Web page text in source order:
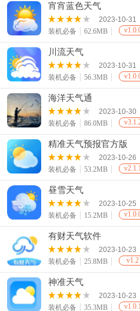
宵宵蓝色天气
2023-10-31
装机必备
62.6MB
川流天气
2023-10-31
装机必备
56.3MB
海洋天气通
2023-10-30
装机必备
86.0MB
精准天气预报官方版
2023-10-26
装机必备
53.2MB
昼雪天气
2023-10-25
装机必备
15.2MB
有财天气软件
2023-10-23
装机必备
25.8MB v1.2
神准天气
2023-10-23
装机必备
35.3MB